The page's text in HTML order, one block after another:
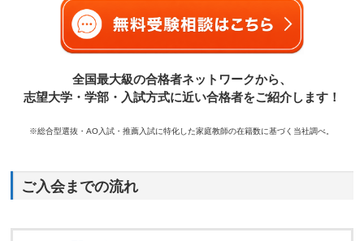
全国最大級の合格者ネットワークから、
志望大学・学部・入試方式に近い合格者をご紹介します！
※総合型選抜・AO入試・推薦入試に特化した家庭教師の在籍数に基づく当社調べ。
ご入会までの流れ